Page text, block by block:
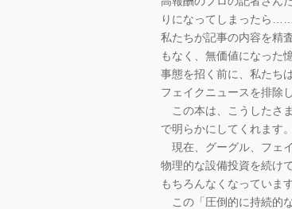
りになってしまったら
私たちが記事の内容を精
もなく、無価値になった
事態を招く前に、私たち
フェイクニュースを排除
この本は、こうしたさ
で明らかにしてくれます。
現在、グーグル、フェ
物理的な設備投資を続け
もちろんなくなっています
この「圧倒的に持続的